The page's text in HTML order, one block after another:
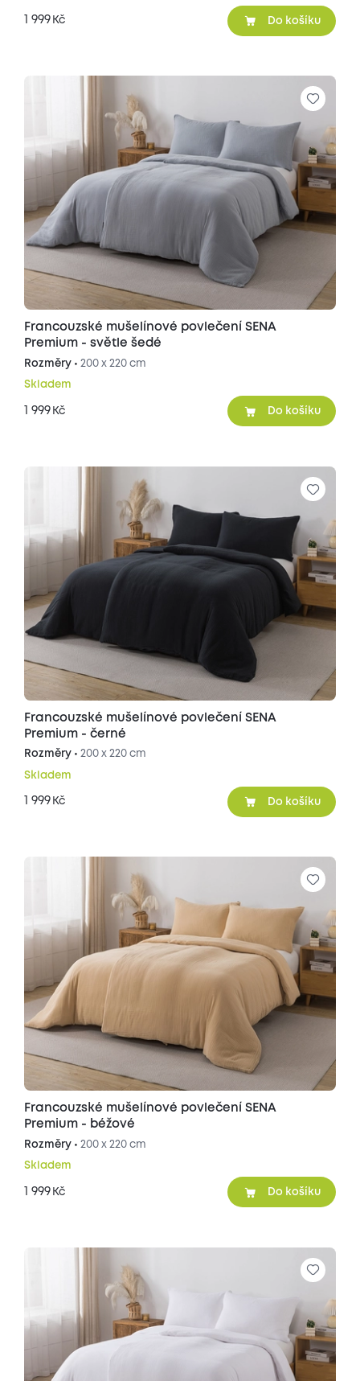
1 999 Kč Do košíku
Francouzské mušelínové povlečení SENA
Premium - světle šedé
Rozměry • 200 x 220 cm
Skladem
1 999 Kč Do košíku
Francouzské mušelínové povlečení SENA
Premium - černé
Rozměry • 200 x 220 cm
Skladem
1 999 Kč Do košíku
Francouzské mušelínové povlečení SENA
Premium - béžové
Rozměry • 200 x 220 cm
Skladem
1 999 Kč Do košíku